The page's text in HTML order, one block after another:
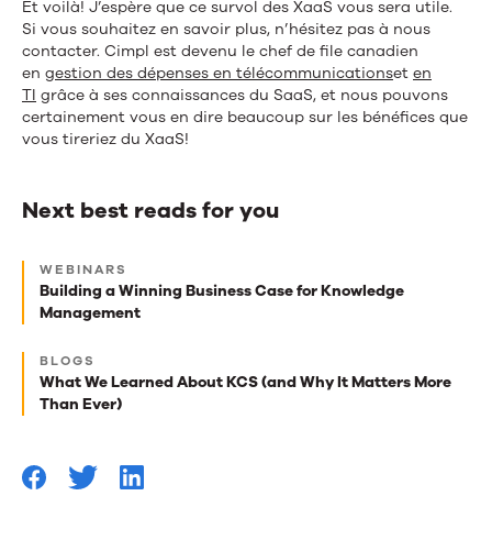
Et voilà! J’espère que ce survol des XaaS vous sera utile.
Si vous souhaitez en savoir plus, n’hésitez pas à nous
contacter. Cimpl est devenu le chef de file canadien
en gestion des dépenses en télécommunicationset en
TI grâce à ses connaissances du SaaS, et nous pouvons
certainement vous en dire beaucoup sur les bénéfices que
vous tireriez du XaaS!
Next best reads for you
Next
best
reads
for
you
WEBINARS
Building a Winning Business Case for Knowledge
Management
BLOGS
What We Learned About KCS (and Why It Matters More
Than Ever)